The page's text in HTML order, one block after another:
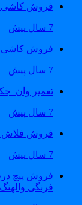
فروش کاشی دکوراتیو۸۸۰۴۲۱۷۴_فروش
فروش کاشی
تعمیر وان_جکوزی_
فروش فلاش تانک
فروش پیچ
فرنگی والهنگ۰۹۱۲۱۵۰۷۸۲۵